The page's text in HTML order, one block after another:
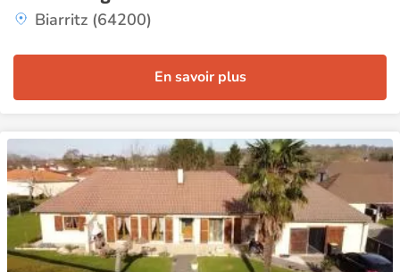
Biarritz (64200)
En savoir plus